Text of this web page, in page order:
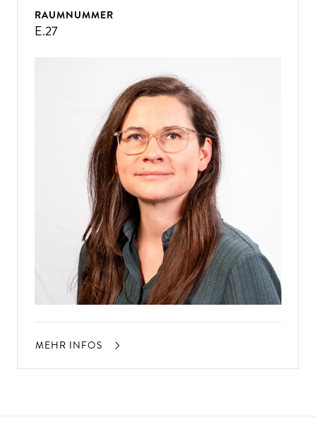
RAUMNUMMER
E.27
MEHR INFOS